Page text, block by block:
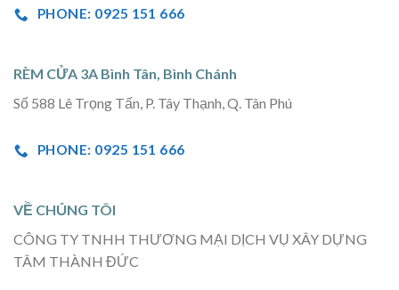
PHONE: 0925 151 666
RÈM CỬA 3A Bình Tân, Bình Chánh
Số 588 Lê Trọng Tấn, P. Tây Thạnh, Q. Tân Phú
PHONE: 0925 151 666
VỀ CHÚNG TÔI
CÔNG TY TNHH THƯƠNG MẠI DỊCH VỤ XÂY DỰNG
TÂM THÀNH ĐỨC